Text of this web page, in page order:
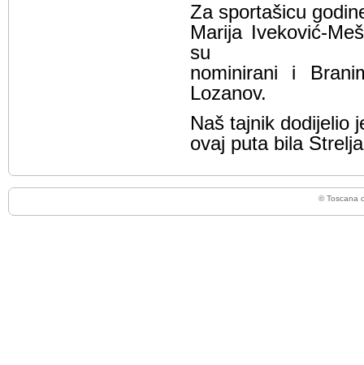
Za sportašicu
Marija Iveković-
su
nominirani i
Lozanov.
Naš tajnik dodijelio
ovaj puta bila
© Toscana